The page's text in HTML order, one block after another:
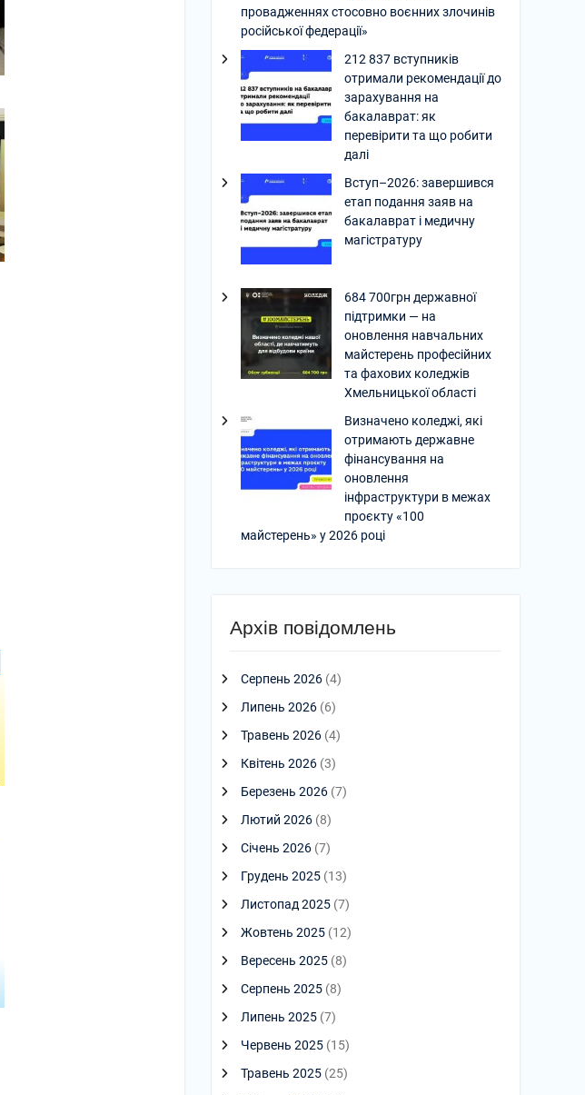
провадженнях стосовно воєнних злочинів
російської федерації»
212 837 вступників
отримали рекомендації до
зарахування на
бакалаврат: як
перевірити та що робити
далі
Вступ–2026: завершився
етап подання заяв на
бакалаврат і медичну
магістратуру
684 700грн державної
підтримки — на
оновлення навчальних
майстерень професійних
та фахових коледжів
Хмельницької області
Визначено коледжі, які
отримають державне
фінансування на
оновлення
інфраструктури в межах
проєкту «100
майстерень» у 2026 році
Архів повідомлень
Серпень 2026 (4)
Липень 2026 (6)
Травень 2026 (4)
Квітень 2026 (3)
Березень 2026 (7)
Лютий 2026 (8)
Січень 2026 (7)
Грудень 2025 (13)
Листопад 2025 (7)
Жовтень 2025 (12)
Вересень 2025 (8)
Серпень 2025 (8)
Липень 2025 (7)
Червень 2025 (15)
Травень 2025 (25)